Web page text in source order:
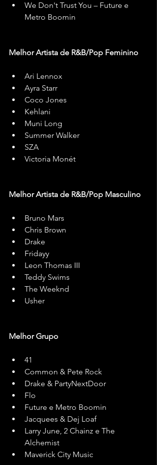
We Don't Trust You – Future e
Metro Boomin
Melhor Artista de R&B/Pop Feminino
Ari Lennox
Ayra Starr
Coco Jones
Kehlani
Muni Long
Summer Walker
SZA
Victoria Monét
Melhor Artista de R&B/Pop Masculino
Bruno Mars
Chris Brown
Drake
Fridayy
Leon Thomas III
Teddy Swims
The Weeknd
Usher
Melhor Grupo
41
Common & Pete Rock
Drake & PartyNextDoor
Flo
Future e Metro Boomin
Jacquees & Dej Loaf
Larry June, 2 Chainz e The
Alchemist
Maverick City Music